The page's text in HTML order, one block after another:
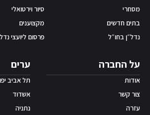
מסחרי
בתים חדשים
נדל״ן בחו״ל
סיור וירטואלי
מקצוענים
פרסום ליועצי
ערים
תל אביב יפו
אשדוד
נתניה
על החברה
אודות
צור קשר
עזרה